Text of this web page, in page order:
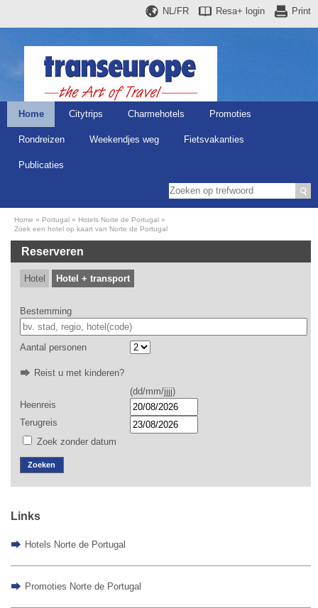
Print
Resa+ login
NL/FR
Home Citytrips Charmehotels Promoties
Rondreizen Weekendjes weg Fietsvakanties
Publicaties
Home Portugal
Hotels Norte de Portugal
Zoek een hotel op kaart van Norte de Portugal
Reserveren
Hotel Hotel + transport
Bestemming
Aantal personen
Reist u met kinderen?
(dd/mm/jjjj)
Heenreis
Terugreis
Zoek zonder datum
Zoeken
Links
Hotels Norte de Portugal
Promoties Norte de Portugal